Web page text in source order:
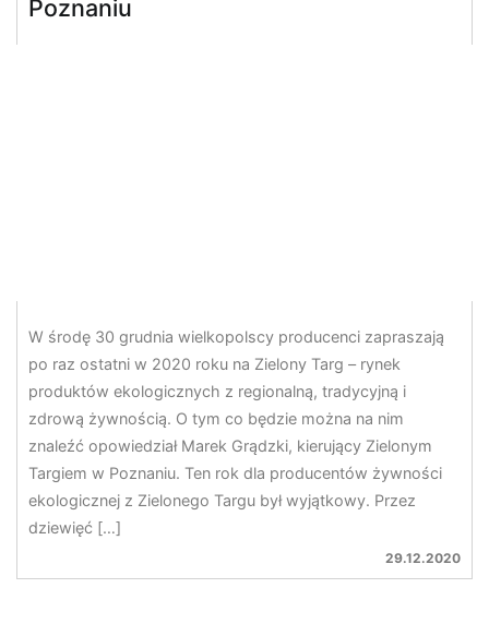
Poznaniu
W środę 30 grudnia wielkopolscy producenci zapraszają
po raz ostatni w 2020 roku na Zielony Targ – rynek
produktów ekologicznych z regionalną, tradycyjną i
zdrową żywnością. O tym co będzie można na nim
znaleźć opowiedział Marek Grądzki, kierujący Zielonym
Targiem w Poznaniu. Ten rok dla producentów żywności
ekologicznej z Zielonego Targu był wyjątkowy. Przez
dziewięć […]
29.12.2020